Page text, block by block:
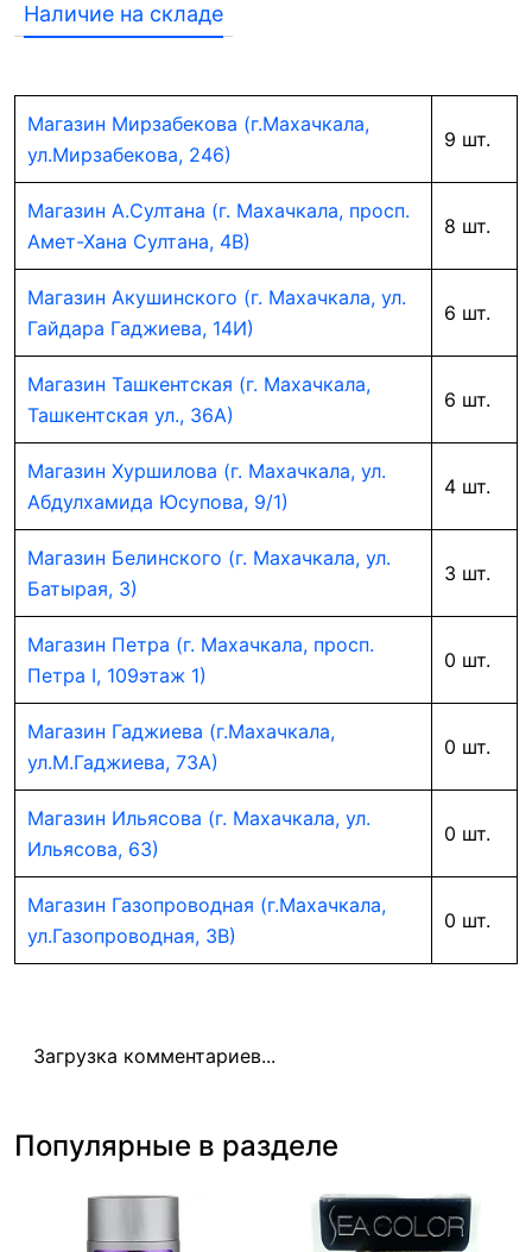
Наличие на складе
Магазин Мирзабекова (г.Махачкала,
ул.Мирзабекова, 246)
9 шт.
Магазин А.Султана (г. Махачкала, просп.
Амет-Хана Султана, 4В)
8 шт.
Магазин Акушинского (г. Махачкала, ул.
Гайдара Гаджиева, 14И)
6 шт.
Магазин Ташкентская (г. Махачкала,
Ташкентская ул., 36А)
6 шт.
Магазин Хуршилова (г. Махачкала, ул.
Абдулхамида Юсупова, 9/1)
4 шт.
Магазин Белинского (г. Махачкала, ул.
Батырая, 3)
3 шт.
Магазин Петра (г. Махачкала, просп.
Петра I, 109этаж 1)
0 шт.
Магазин Гаджиева (г.Махачкала,
ул.М.Гаджиева, 73А)
0 шт.
Магазин Ильясова (г. Махачкала, ул.
Ильясова, 63)
0 шт.
Магазин Газопроводная (г.Махачкала,
ул.Газопроводная, 3В)
0 шт.
Загрузка комментариев...
Популярные в разделе